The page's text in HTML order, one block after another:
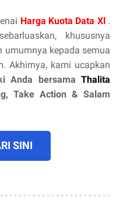
Harga Kuota Data Xl .
khususnya
umumnya kepada semua
Akhirnya, kami ucapkan
Anda bersama Thalita
Take Action & Salam
SINI